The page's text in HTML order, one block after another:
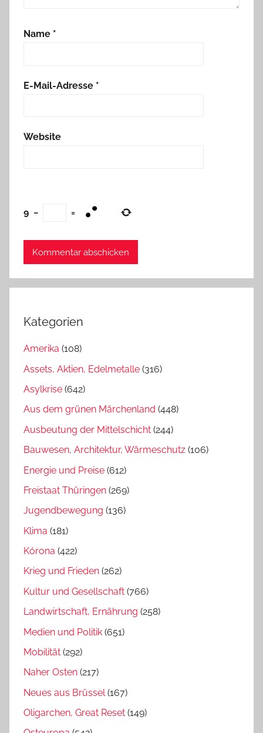
Name *
E-Mail-Adresse *
Website
9 − =
Kategorien
Amerika (108)
Assets, Aktien, Edelmetalle (316)
Asylkrise (642)
Aus dem grünen Märchenland (448)
Ausbeutung der Mittelschicht (244)
Bauwesen, Architektur, Wärmeschutz (106)
Energie und Preise (612)
Freistaat Thüringen (269)
Jugendbewegung (136)
Klima (181)
Kórona (422)
Krieg und Frieden (262)
Kultur und Gesellschaft (766)
Landwirtschaft, Ernährung (258)
Medien und Politik (651)
Mobilität (292)
Naher Osten (217)
Neues aus Brüssel (167)
Oligarchen, Great Reset (149)